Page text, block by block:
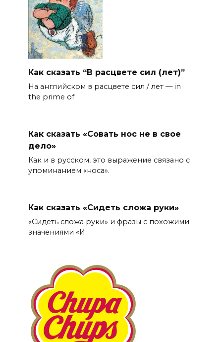
Как сказать “В расцвете сил (лет)”
На английском в расцвете сил / лет — in
the prime of
Как сказать «Совать нос не в свое
дело»
Как и в русском, это выражение связано с
упоминанием «носа».
Как сказать «Сидеть сложа руки»
«Сидеть сложа руки» и фразы с похожими
значениями «И